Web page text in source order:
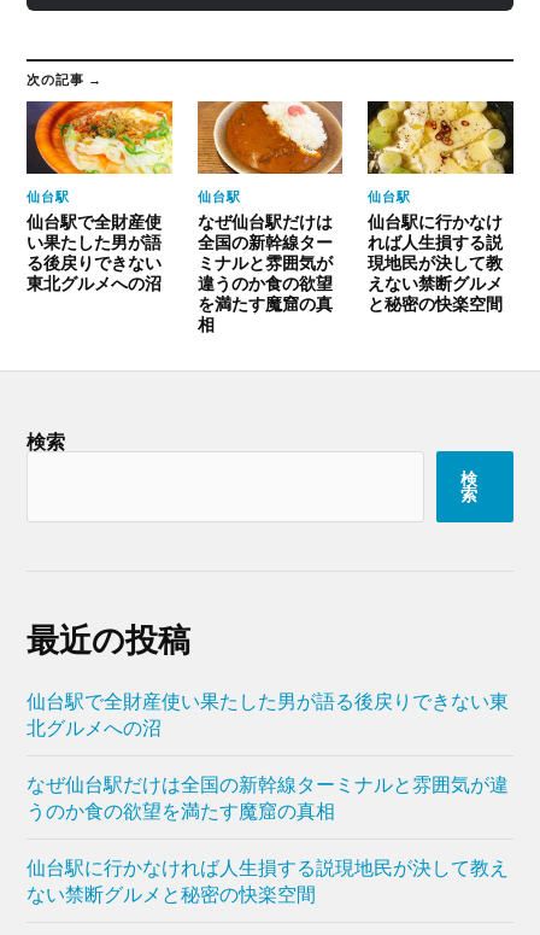
次の記事 →
仙台駅
仙台駅で全財産使
い果たした男が語
る後戻りできない
東北グルメへの沼
仙台駅
なぜ仙台駅だけは
全国の新幹線ター
ミナルと雰囲気が
違うのか食の欲望
を満たす魔窟の真
相
仙台駅
仙台駅に行かなけ
れば人生損する説
現地民が決して教
えない禁断グルメ
と秘密の快楽空間
検索
検
索
最近の投稿
仙台駅で全財産使い果たした男が語る後戻りできない東
北グルメへの沼
なぜ仙台駅だけは全国の新幹線ターミナルと雰囲気が違
うのか食の欲望を満たす魔窟の真相
仙台駅に行かなければ人生損する説現地民が決して教え
ない禁断グルメと秘密の快楽空間